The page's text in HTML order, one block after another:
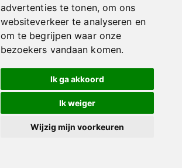
advertenties te tonen, om ons
websiteverkeer te analyseren en
om te begrijpen waar onze
bezoekers vandaan komen.
Ik ga akkoord
Ik weiger
Wijzig mijn voorkeuren